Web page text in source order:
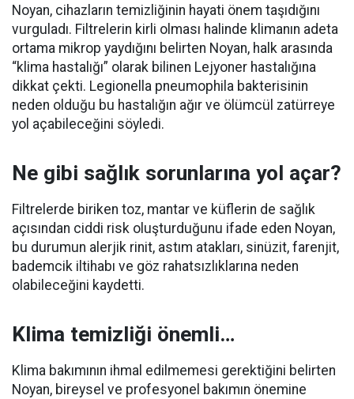
Noyan, cihazların temizliğinin hayati önem taşıdığını
vurguladı. Filtrelerin kirli olması halinde klimanın adeta
ortama mikrop yaydığını belirten Noyan, halk arasında
“klima hastalığı” olarak bilinen Lejyoner hastalığına
dikkat çekti. Legionella pneumophila bakterisinin
neden olduğu bu hastalığın ağır ve ölümcül zatürreye
yol açabileceğini söyledi.
Ne gibi sağlık sorunlarına yol açar?
Filtrelerde biriken toz, mantar ve küflerin de sağlık
açısından ciddi risk oluşturduğunu ifade eden Noyan,
bu durumun alerjik rinit, astım atakları, sinüzit, farenjit,
bademcik iltihabı ve göz rahatsızlıklarına neden
olabileceğini kaydetti.
Klima temizliği önemli…
Klima bakımının ihmal edilmemesi gerektiğini belirten
Noyan, bireysel ve profesyonel bakımın önemine